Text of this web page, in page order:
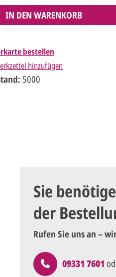
IN DEN WARENKORB
bestellen
hinzufügen
5000
Sie
der
Rufen Sie uns an –
09331 7601